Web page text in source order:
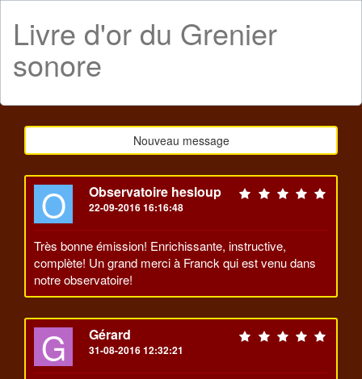
Livre d'or du Grenier
sonore
Nouveau message
O Observatoire hesloup
22-09-2016 16:16:48
Très bonne émission! Enrichissante, instructive,
complète! Un grand merci à Franck qui est venu dans
notre observatoire!
G Gérard
31-08-2016 12:32:21